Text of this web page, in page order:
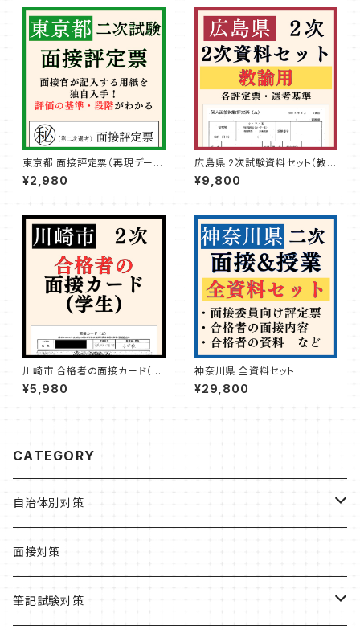
東京都 面接評定票（再現データ
付き）
¥2,980
広島県 2次試験資料セット（教
諭）
¥9,800
川崎市 合格者の面接カード（学
生）
¥5,980
神奈川県 全資料セット
¥29,800
CATEGORY
自治体別対策
北海道・東北
北海道
関東
面接対策
筆記試験対策